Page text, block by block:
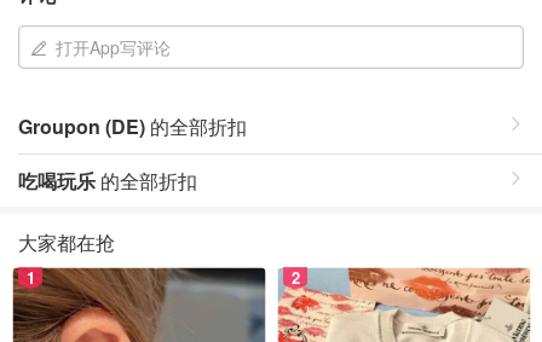
打开App写评论
Groupon (DE) 的全部折扣
吃喝玩乐 的全部折扣
大家都在抢
1 2